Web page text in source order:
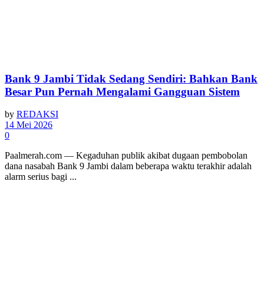
Bank 9 Jambi Tidak Sedang Sendiri: Bahkan Bank
Besar Pun Pernah Mengalami Gangguan Sistem
by REDAKSI
14 Mei 2026
0
Paalmerah.com — Kegaduhan publik akibat dugaan pembobolan
dana nasabah Bank 9 Jambi dalam beberapa waktu terakhir adalah
alarm serius bagi ...